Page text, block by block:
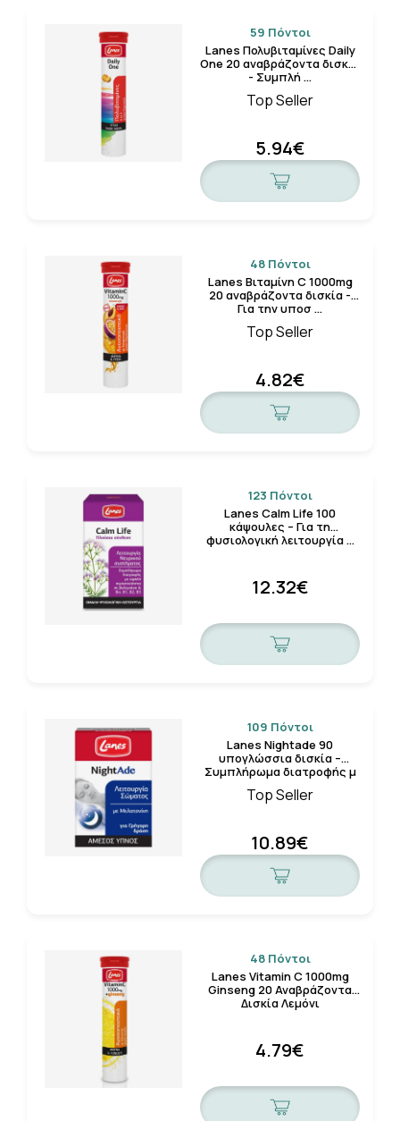
59 Πόντοι
Lanes Πολυβιταμίνες Daily
One 20 αναβράζοντα δισκία
- Συμπλή …
Top Seller
5.94€
48 Πόντοι
Lanes Βιταμίνη C 1000mg
20 αναβράζοντα δισκία -
Για την υποσ …
Top Seller
4.82€
123 Πόντοι
Lanes Calm Life 100
κάψουλες – Για τη
φυσιολογική λειτουργία …
12.32€
109 Πόντοι
Lanes Nightade 90
υπογλώσσια δισκία –
Συμπλήρωμα διατροφής μ
Top Seller
10.89€
48 Πόντοι
Lanes Vitamin C 1000mg
Ginseng 20 Αναβράζοντα
Δισκία Λεμόνι
4.79€